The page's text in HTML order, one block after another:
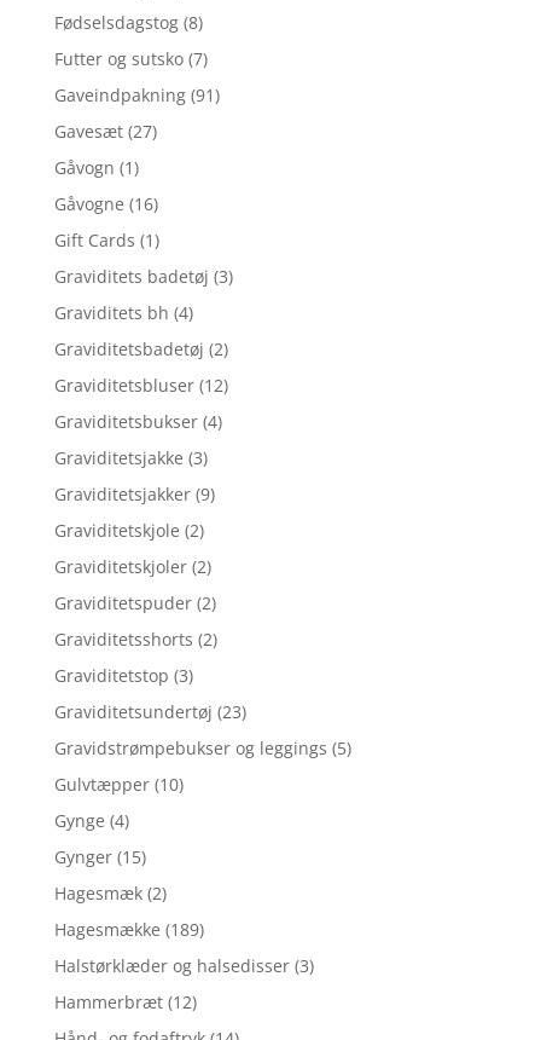
Fødselsdagstog (8)
Futter og sutsko (7)
Gaveindpakning (91)
Gavesæt (27)
Gåvogn (1)
Gåvogne (16)
Gift Cards (1)
Graviditets badetøj (3)
Graviditets bh (4)
Graviditetsbadetøj (2)
Graviditetsbluser (12)
Graviditetsbukser (4)
Graviditetsjakke (3)
Graviditetsjakker (9)
Graviditetskjole (2)
Graviditetskjoler (2)
Graviditetspuder (2)
Graviditetsshorts (2)
Graviditetstop (3)
Graviditetsundertøj (23)
Gravidstrømpebukser og leggings (5)
Gulvtæpper (10)
Gynge (4)
Gynger (15)
Hagesmæk (2)
Hagesmække (189)
Halstørklæder og halsedisser (3)
Hammerbræt (12)